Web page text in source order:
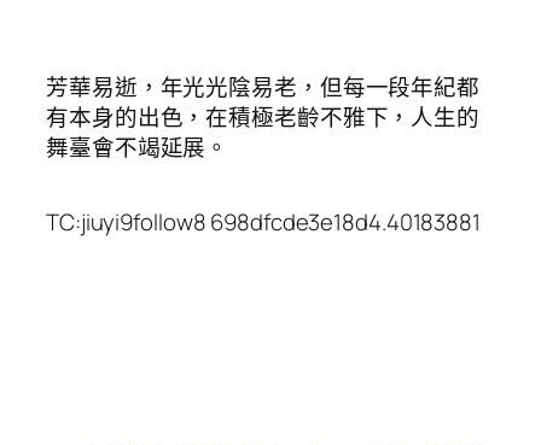
芳華易逝，年光光陰易老，但每一段年紀都
有本身的出色，在積極老齡不雅下，人生的
舞臺會不竭延展。
TC:jiuyi9follow8 698dfcde3e18d4.40183881